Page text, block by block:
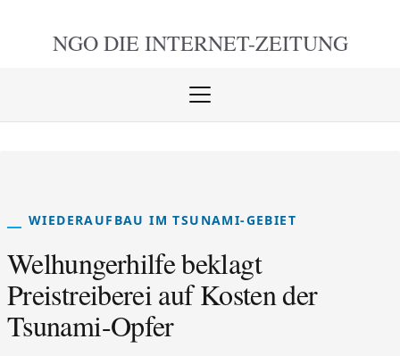
NGO DIE INTERNET-ZEITUNG
Menü
WIEDERAUFBAU IM TSUNAMI-GEBIET
Welhungerhilfe beklagt
Preistreiberei auf Kosten der
Tsunami-Opfer